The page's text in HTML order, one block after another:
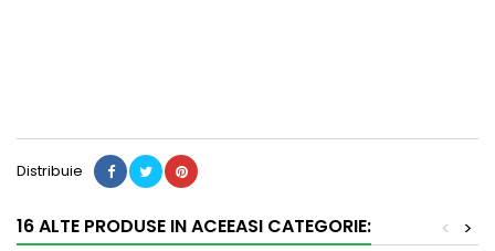
Distribuie
16 ALTE PRODUSE IN ACEEASI CATEGORIE: >
<